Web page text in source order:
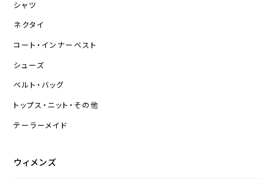
シャツ
ネクタイ
コート・インナーベスト
シューズ
ベルト・バッグ
トップス・ニット・その他
テーラーメイド
ウィメンズ